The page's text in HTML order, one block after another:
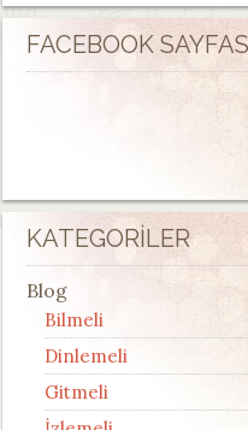
FACEBOOK
KATEGORILER
Blog
Bilmeli
Dinlemeli
Gitmeli